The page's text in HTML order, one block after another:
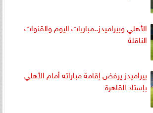
الأهلي وبيراميدز..مباريات اليوم والقنوات
الناقلة
بيراميدز يرفض إقامة مباراته أمام الأهلي
بإستاد القاهرة